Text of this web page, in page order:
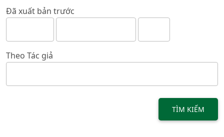
Đã xuất bản trước
Theo Tác giả
TÌM KIẾM